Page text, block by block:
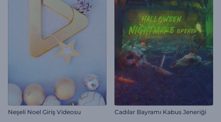
Neşeli Noel Giriş Videosu Cadılar Bayramı Kabus Jeneriği